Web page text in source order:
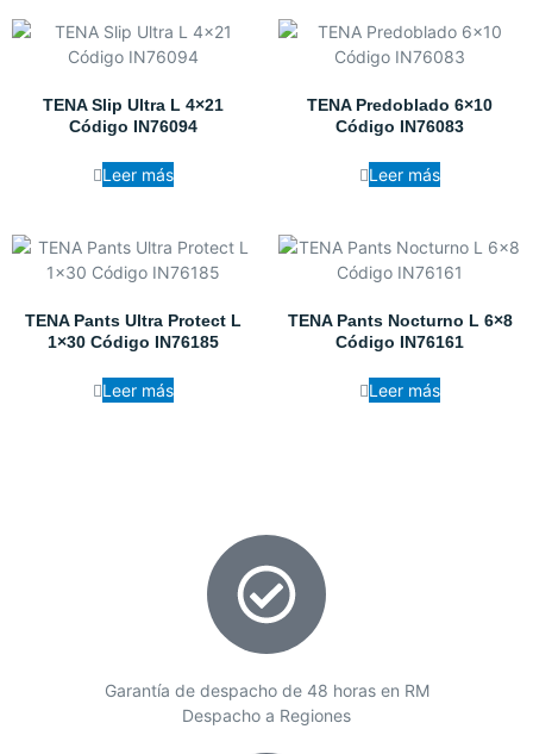
TENA Slip Ultra L 4×21
Código IN76094
Leer más
TENA Predoblado 6×10
Código IN76083
Leer más
TENA Pants Ultra Protect L
1×30 Código IN76185
Leer más
TENA Pants Nocturno L 6×8
Código IN76161
Leer más
Garantía de despacho de 48 horas en RM
Despacho a Regiones